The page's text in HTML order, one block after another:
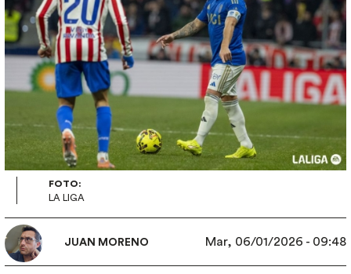
FOTO:
LA LIGA
JUAN MORENO Mar, 06/01/2026 - 09:48